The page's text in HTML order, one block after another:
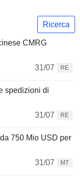
Ricerca
CMRG
31/07
RE
spedizioni di
31/07
RE
750 Mio USD per
31/07
MT